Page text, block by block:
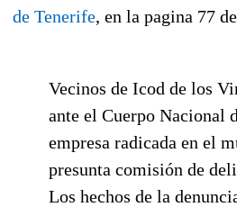
de Tenerife, en la pagina 77
Vecinos de Icod de los
ante el Cuerpo Nacional
empresa radicada en el
presunta comisión de
Los hechos de la